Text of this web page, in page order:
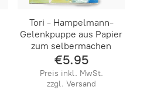
Tori - Hampelmann-
Gelenkpuppe aus Papier
zum selbermachen
€5.95
Preis inkl. MwSt.
zzgl. Versand